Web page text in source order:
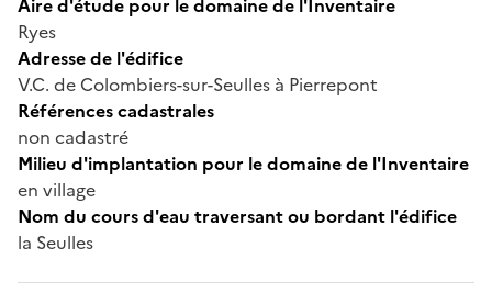
Ryes
Adresse de l'édifice
V.C. de Colombiers-sur-Seulles à Pierrepont
Références cadastrales
non cadastré
Milieu d'implantation pour le domaine de l'Inventaire
en village
Nom du cours d'eau traversant ou bordant l'édifice
la Seulles